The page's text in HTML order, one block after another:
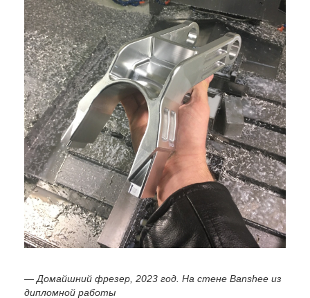
— Домайшний фрезер, 2023 год. На стене Banshee из
дипломной работы